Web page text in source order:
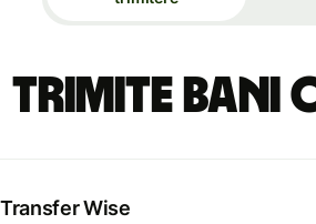
Trimite bani
Transfer Wise